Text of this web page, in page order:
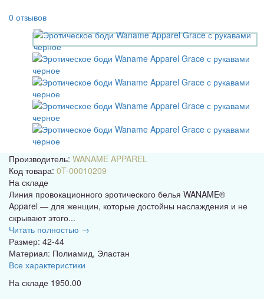
0 отзывов
Производитель: WANAME APPAREL
Код товара: 0T-00010209
На складе
Линия провокационного эротического белья WANAME®
Apparel — для женщин, которые достойны наслаждения и не
скрывают этого...
Читать полностью →
Размер: 42-44
Материал: Полиамид, Эластан
Все характеристики
На складе 1950.00